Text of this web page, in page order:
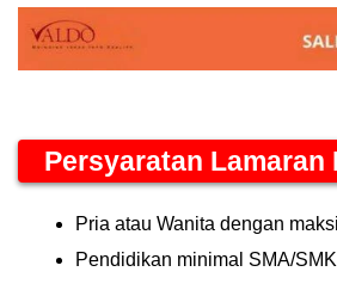
Persyaratan Lamaran
Pria atau Wanita dengan
Pendidikan minimal SMA/